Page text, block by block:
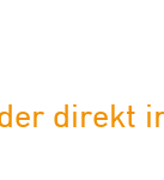
direkt